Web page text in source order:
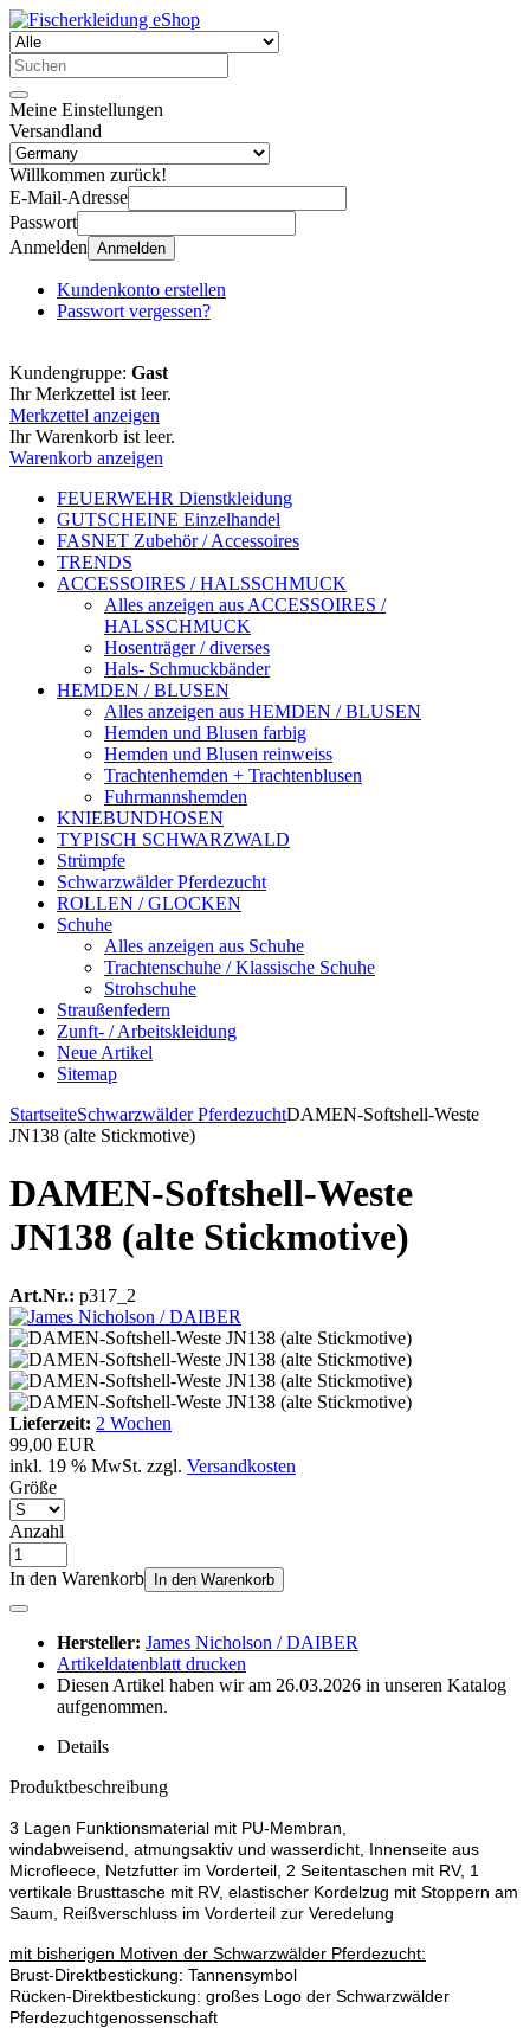
Meine Einstellungen
Versandland
Willkommen zurück!
E-Mail-Adresse
Passwort
Anmelden Anmelden
Kundenkonto erstellen
Passwort vergessen?
Kundengruppe: Gast
Ihr Merkzettel ist leer.
Merkzettel anzeigen
Ihr Warenkorb ist leer.
Warenkorb anzeigen
FEUERWEHR Dienstkleidung
GUTSCHEINE Einzelhandel
FASNET Zubehör / Accessoires
TRENDS
ACCESSOIRES / HALSSCHMUCK
Alles anzeigen aus ACCESSOIRES /
HALSSCHMUCK
Hosenträger / diverses
Hals- Schmuckbänder
HEMDEN / BLUSEN
Alles anzeigen aus HEMDEN / BLUSEN
Hemden und Blusen farbig
Hemden und Blusen reinweiss
Trachtenhemden + Trachtenblusen
Fuhrmannshemden
KNIEBUNDHOSEN
TYPISCH SCHWARZWALD
Strümpfe
Schwarzwälder Pferdezucht
ROLLEN / GLOCKEN
Schuhe
Alles anzeigen aus Schuhe
Trachtenschuhe / Klassische Schuhe
Strohschuhe
Straußenfedern
Zunft- / Arbeitskleidung
Neue Artikel
Sitemap
StartseiteSchwarzwälder PferdezuchtDAMEN-Softshell-Weste
JN138 (alte Stickmotive)
DAMEN-Softshell-Weste
JN138 (alte Stickmotive)
Art.Nr.: p317_2
Lieferzeit: 2 Wochen
99,00 EUR
inkl. 19 % MwSt. zzgl. Versandkosten
Größe
Anzahl
In den Warenkorb In den Warenkorb
Hersteller: James Nicholson / DAIBER
Artikeldatenblatt drucken
Diesen Artikel haben wir am 26.03.2026 in unseren Katalog
aufgenommen.
Details
Produktbeschreibung
3 Lagen Funktionsmaterial mit PU-Membran,
windabweisend, atmungsaktiv und wasserdicht, Innenseite aus
Microfleece, Netzfutter im Vorderteil, 2 Seitentaschen mit RV, 1
vertikale Brusttasche mit RV, elastischer Kordelzug mit Stoppern am
Saum, Reißverschluss im Vorderteil zur Veredelung
mit bisherigen Motiven der Schwarzwälder Pferdezucht:
Brust-Direktbestickung: Tannensymbol
Rücken-Direktbestickung: großes Logo der Schwarzwälder
Pferdezuchtgenossenschaft